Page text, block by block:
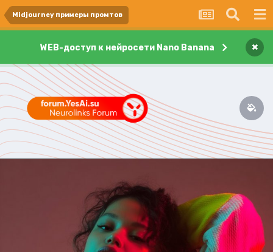
Midjourney примеры промтов
WEB-доступ к нейросети Nano Banana ×